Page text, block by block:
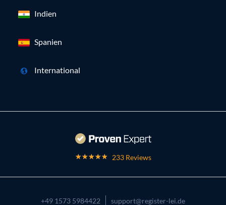
Indien
Spanien
International
233 Reviews
+49 1573 5984422 support@register-lei.de